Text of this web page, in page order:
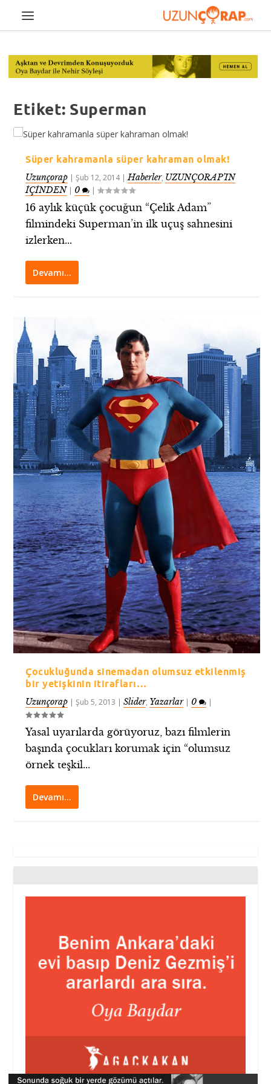
Etiket: Superman
Süper kahramanla süper kahraman olmak!
Uzunçorap |Şub 12, 2014|Haberler, UZUNÇORAP’IN
İÇİNDEN| 0 |
16 aylık küçük çocuğun “Çelik Adam”
filmindeki Superman’in ilk uçuş sahnesini
izlerken...
Devamı…
Çocukluğunda sinemadan olumsuz etkilenmiş
bir yetişkinin itirafları…
Uzunçorap |Şub 5, 2013 |Slider, Yazarlar| 0 |
Yasal uyarılarda görüyoruz, bazı filmlerin
başında çocukları korumak için “olumsuz
örnek teşkil...
Devamı…